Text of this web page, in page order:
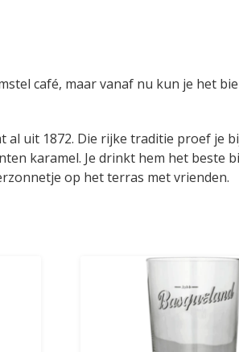
café, maar vanaf nu kun je het
al uit 1872. Die rijke traditie proef je
karamel. Je drinkt hem het beste
op het terras met vrienden.